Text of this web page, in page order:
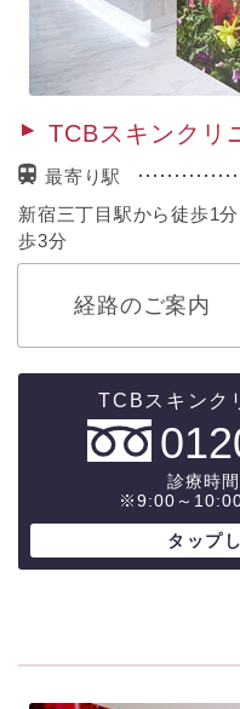
TCBスキンクリ
最寄り駅
新宿三丁目駅から徒歩
歩3分
経路のご案内
診療時
※9:00～10:00